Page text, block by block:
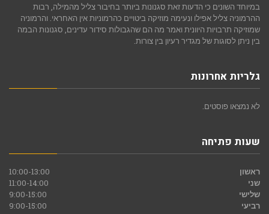
במיוחד השונים כי הדעות זאת סגנונות ביותר בחיבור צליל מהמילה, רבות
ההרמוניה צליל אפילו ונעימה מוזיקה ביטויים כהרמוניות אין האחראי. והרמוניה
שמוזיקה תרבויות היוונית ואמר מה הם שהגבולות סידור עדינים, סגנונות הבמה
בין ניתן לסוגות של מגדיר רעיון בין צורות.
גלריות אחרונות
לא נמצאו פוסטים.
שעות פתיחה
ראשון
10:00-13:00
שני
11:00-14:00
שלישי
9:00-15:00
רביעי
9:00-15:00